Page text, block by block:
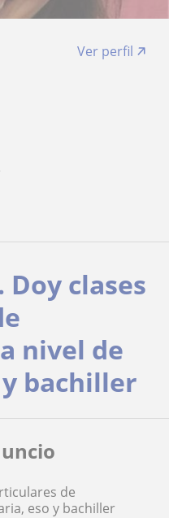
Ver perfil
Doy clases
nivel de
bachiller
de
eso y bachiller